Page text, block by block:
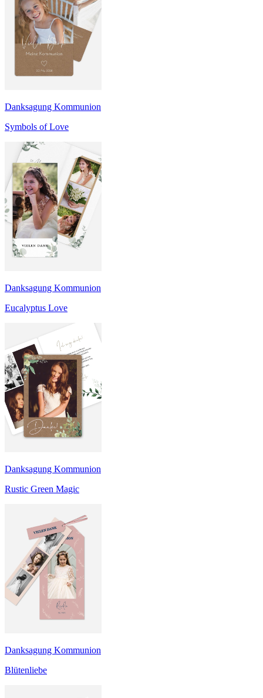
Danksagung Kommunion
Symbols of Love
Danksagung Kommunion
Eucalyptus Love
Danksagung Kommunion
Rustic Green Magic
Danksagung Kommunion
Blütenliebe